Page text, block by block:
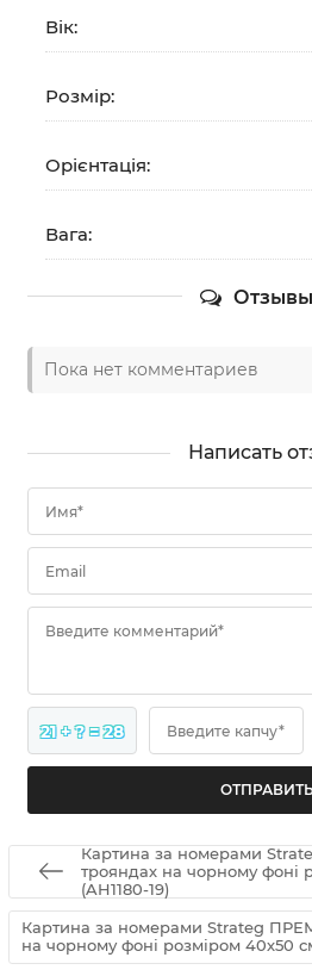
Вік:
Розмір:
Орієнтація:
Вага:
Отзывы
Пока нет комментариев
Написать
Имя*
Email
Введите комментарий*
21 + ? = 28 Введите капчу*
Картина за номерами
трояндах на чорному фоні
(AH1180-19)
Картина за номерами Strateg
на чорному фоні розміром 40х50